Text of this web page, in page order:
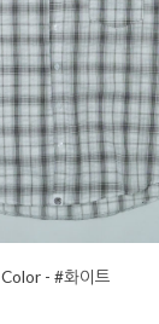
Color - #화이트